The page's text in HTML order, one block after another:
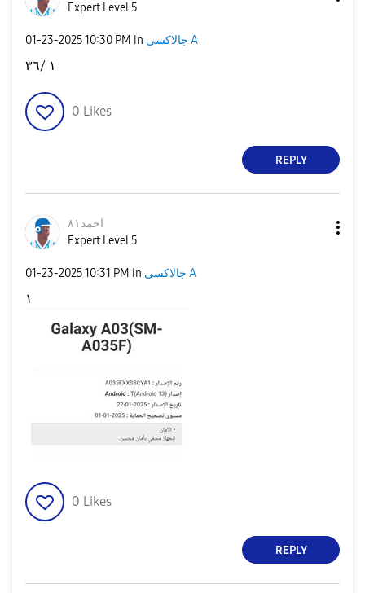
Expert Level 5
‎01-23-202510:30 PM in جالاكسى A
١ /٣٦
0 Likes
REPLY
احمد٨١
Expert Level 5
‎01-23-202510:31 PM in جالاكسى A
١
0 Likes
REPLY